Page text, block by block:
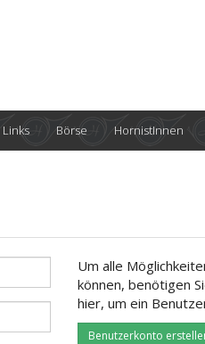
Links Börse HornistInnen
Um alle
können, benötigen
hier, um ein
Benutzerkonto